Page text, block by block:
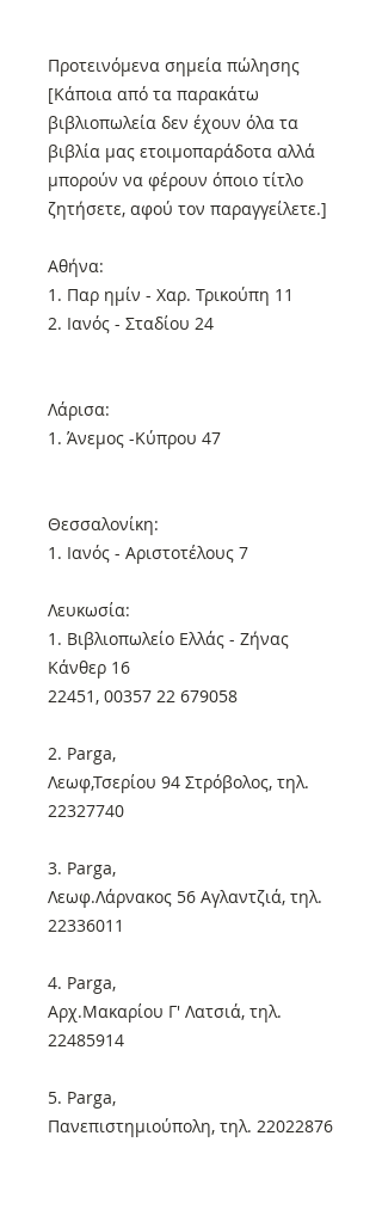
Προτεινόμενα σημεία πώλησης
[Κάποια από τα παρακάτω
βιβλιοπωλεία δεν έχουν όλα τα
βιβλία μας ετοιμοπαράδοτα αλλά
μπορούν να φέρουν όποιο τίτλο
ζητήσετε, αφού τον παραγγείλετε.]
Αθήνα:
1. Παρ ημίν - Χαρ. Τρικούπη 11
2. Ιανός - Σταδίου 24
Λάρισα:
1. Άνεμος -Κύπρου 47
Θεσσαλονίκη:
1. Ιανός - Αριστοτέλους 7
Λευκωσία:
1. Βιβλιοπωλείο Ελλάς - Ζήνας
Κάνθερ 16
22451, 00357 22 679058
2. Parga,
Λεωφ,Τσερίου 94 Στρόβολος, τηλ.
22327740
3. Parga,
Λεωφ.Λάρνακος 56 Αγλαντζιά, τηλ.
22336011
4. Parga,
Αρχ.Μακαρίου Γ' Λατσιά, τηλ.
22485914
5. Parga,
Πανεπιστημιούπολη, τηλ. 22022876